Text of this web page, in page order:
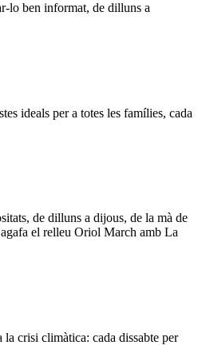
lo ben informat, de dilluns a
ideals per a totes les famílies, cada
de dilluns a dijous, de la mà de
el relleu Oriol March amb La
crisi climàtica: cada dissabte per